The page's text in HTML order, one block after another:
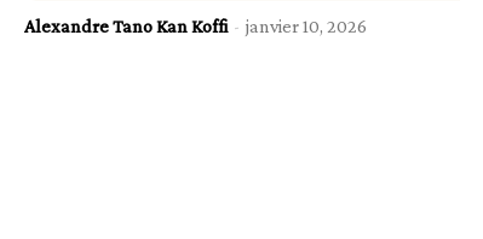
Alexandre Tano Kan Koffi - janvier 10, 2026